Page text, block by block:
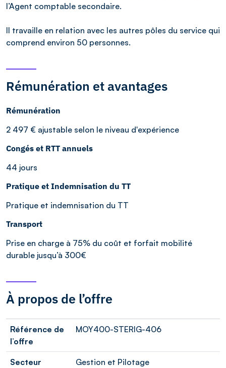
l’Agent comptable secondaire.
Il travaille en relation avec les autres pôles du service qui
comprend environ 50 personnes.
Rémunération et avantages
Rémunération
2 497 € ajustable selon le niveau d'expérience
Congés et RTT annuels
44 jours
Pratique et Indemnisation du TT
Pratique et indemnisation du TT
Transport
Prise en charge à 75% du coût et forfait mobilité
durable jusqu’à 300€
À propos de l’offre
Référence de
l’offre
MOY400-STERIG-406
Secteur
Gestion et Pilotage